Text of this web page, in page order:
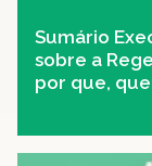
Sumário
sobre a
por que,